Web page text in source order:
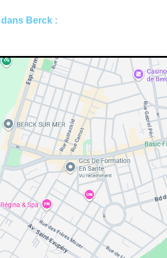
dans Berck :